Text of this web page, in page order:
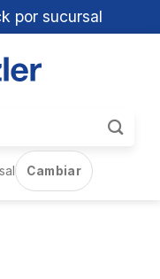
por sucursal
Cambiar